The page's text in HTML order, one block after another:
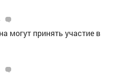
могут принять участие в